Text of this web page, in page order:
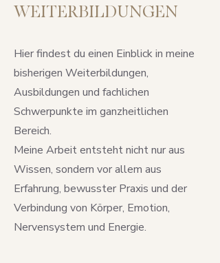
WEITERBILDUNGEN
Hier findest du einen Einblick in meine
bisherigen Weiterbildungen,
Ausbildungen und fachlichen
Schwerpunkte im ganzheitlichen
Bereich.
Meine Arbeit entsteht nicht nur aus
Wissen, sondern vor allem aus
Erfahrung, bewusster Praxis und der
Verbindung von Körper, Emotion,
Nervensystem und Energie.